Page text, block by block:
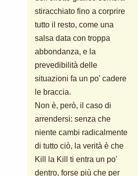
stiracchiato fino a corprire
tutto il resto, come una
salsa data con troppa
abbondanza, e la
prevedibilità delle
situazioni fa un po' cadere
le braccia.
Non è, però, il caso di
arrendersi: senza che
niente cambi radicalmente
di tutto ciò, la verità è che
Kill la Kill ti entra un po'
dentro, forse più che per